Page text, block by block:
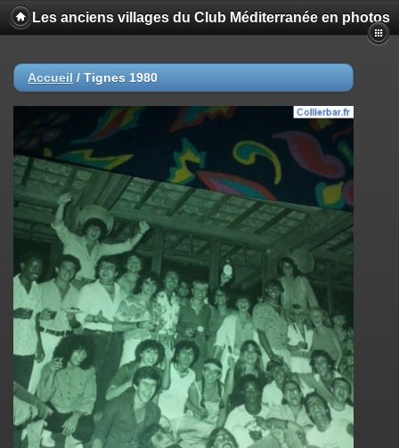
Les anciens villages du Club Méditerranée en photos
Accueil / Tignes 1980